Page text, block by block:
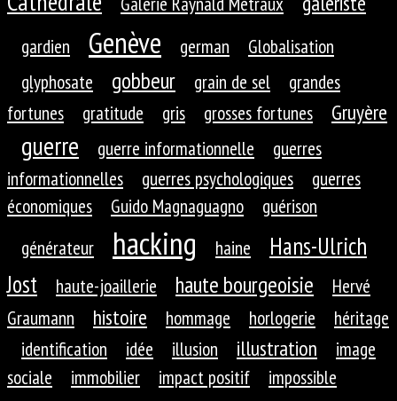
gardien Genève german
Globalisation
glyphosate
gobbeur grain de sel
grandes
fortunes
gratitude gris grosses fortunes Gruyère
guerre guerre informationnelle
guerres
informationnelles
guerres psychologiques
guerres
économiques
Guido Magnaguagno
guérison
générateur
hacking haine
Hans-Ulrich
Jost
haute-joaillerie haute bourgeoisie
Hervé
Graumann
histoire hommage horlogerie
héritage
identification
idée illusion illustration
image
sociale
immobilier impact positif
impossible